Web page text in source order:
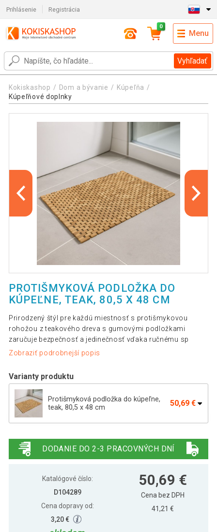
Prihlásenie Registrácia
Vyhľadať
0
Menu
Kokiskashop Dom a bývanie
Kúpeľňa
Kúpeľňové doplnky
PROTIŠMYKOVÁ PODLOŽKA DO
KÚPEĽNE, TEAK, 80,5 X 48 CM
Prirodzený štýl pre každú miestnosť s protišmykovou
rohožou z teakového dreva s gumovými podložkami
zaručuje bezpečnosť a jedinečnosť vďaka ručnému sp
Zobraziť podrobnejší popis
Varianty produktu
Protišmyková podložka do kúpeľne,
teak, 80,5 x 48 cm
50,69 €
50 x 48,5 cm
60 x 40 cm
32,79 €
DODANIE DO 2-3 PRACOVNÝCH DNÍ
Katalógové číslo:
D104289
Cena dopravy od:
3,20 €
50,69 €
Cena bez DPH
41,21 €